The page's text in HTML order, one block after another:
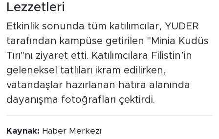
Lezzetleri
Etkinlik sonunda tüm katılımcılar, YUDER
tarafından kampüse getirilen "Minia Kudüs
Tırı"nı ziyaret etti. Katılımcılara Filistin’in
geleneksel tatlıları ikram edilirken,
vatandaşlar hazırlanan hatıra alanında
dayanışma fotoğrafları çektirdi.
Kaynak: Haber Merkezi